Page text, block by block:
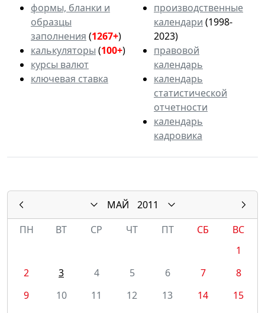
формы, бланки и
образцы
заполнения (1267+)
калькуляторы (100+)
курсы валют
ключевая ставка
производственные
календари (1998-
2023)
правовой
календарь
календарь
статистической
отчетности
календарь
кадровика
МАЙ
2011
ПН
ВТ СР ЧТ ПТ СБ
ВС
1
2
3 4 5 6 7
8
9
10 11 12 13 14
15